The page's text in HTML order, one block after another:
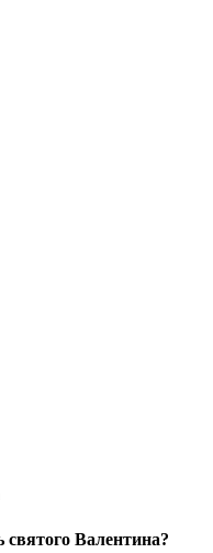
Валентина?